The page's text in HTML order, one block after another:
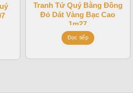
Tranh Tứ Quý Bằng Đồng
Đỏ Dát Vàng Bạc Cao
1m27
Đọc tiếp